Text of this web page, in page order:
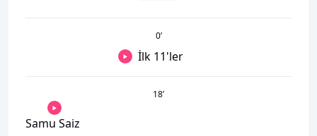
0’
İlk 11'ler
18’
Samu Saiz